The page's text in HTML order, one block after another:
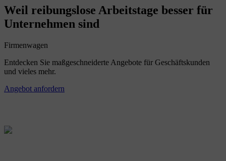
Weil reibungslose Arbeitstage besser für
Unternehmen sind
Firmenwagen
Entdecken Sie maßgeschneiderte Angebote für Geschäftskunden
und vieles mehr.
Angebot anfordern